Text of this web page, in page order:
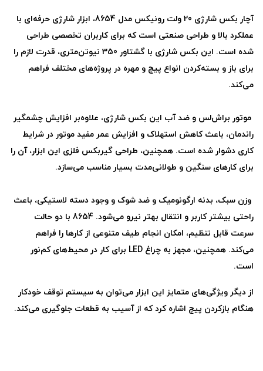
آچار بکس شارژی 20 ولت رونیکس مدل 8654، ابزار شارژی حرفه‌ای با
عملکرد بالا و طراحی صنعتی است که برای کاربران تخصصی طراحی
شده است. این بکس شارژی با گشتاور 350 نیوتن‌متری، قدرت لازم را
برای باز و بسته‌کردن انواع پیچ و مهره در پروژه‌های مختلف فراهم
می‌کند.
موتور براش‌لس و ضد آب این بکس شارژی، علاوه‌بر افزایش چشمگیر
راندمان، باعث کاهش استهلاک و افزایش عمر مفید موتور در شرایط
کاری دشوار شده است. همچنین، طراحی گیربکس فلزی این ابزار، آن را
برای کارهای سنگین و طولانی‌مدت بسیار مناسب می‌سازد.
وزن سبک، بدنه ارگونومیک و ضد شوک و وجود دسته‌ لاستیکی، باعث
راحتی بیشتر کاربر و انتقال بهتر نیرو می‌شود. 8654 با دو حالت
سرعت قابل تنظیم، امکان انجام طیف متنوعی از کارها را فراهم
می‌کند. همچنین، مجهز به چراغ
برای کار در محیط‌های کم‌نور
است.
از دیگر ویژگی‌های متمایز این ابزار می‌توان به سیستم توقف خودکار
هنگام بازکردن پیچ اشاره کرد که از آسیب به قطعات جلوگیری می‌کند.